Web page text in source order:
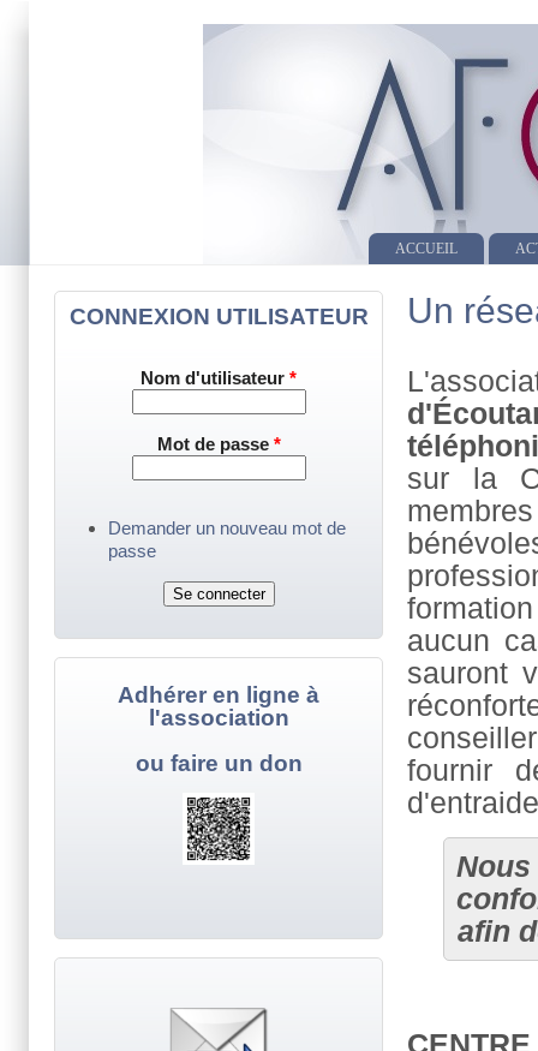
ACCUEIL
Un
sur la
aucun
sauront
fournir
afin
CONNEXION UTILISATEUR
Nom d'utilisateur *
Mot de passe *
Demander un nouveau mot de
passe
Adhérer en ligne à
l'association
ou faire un don